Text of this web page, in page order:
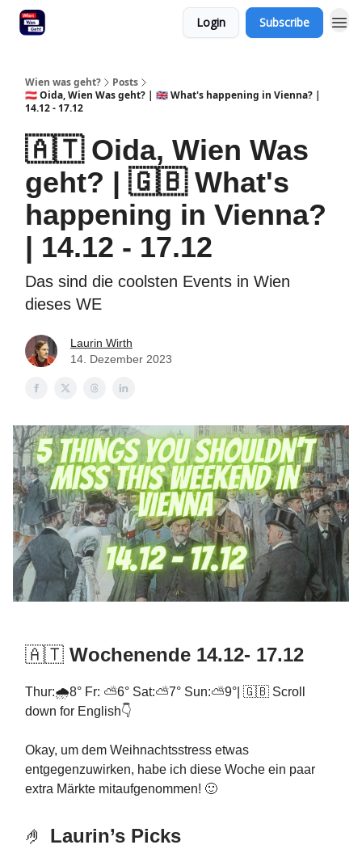
Login Subscribe
Wien was geht?
Posts
🇦🇹 Oida, Wien Was geht? | 🇬🇧 What's happening in Vienna? |
14.12 - 17.12
🇦🇹 Oida, Wien Was
geht? | 🇬🇧 What's
happening in Vienna?
| 14.12 - 17.12
Das sind die coolsten Events in Wien
dieses WE
Laurin Wirth
14. Dezember 2023
🇦🇹 Wochenende 14.12- 17.12
Thur:🌧️8° Fr: ⛅6° Sat:⛅7° Sun:⛅9°| 🇬🇧 Scroll
down for English👇
Okay, um dem Weihnachtsstress etwas
entgegenzuwirken, habe ich diese Woche ein paar
extra Märkte mitaufgenommen! 🙂
🤌 Laurin’s Picks